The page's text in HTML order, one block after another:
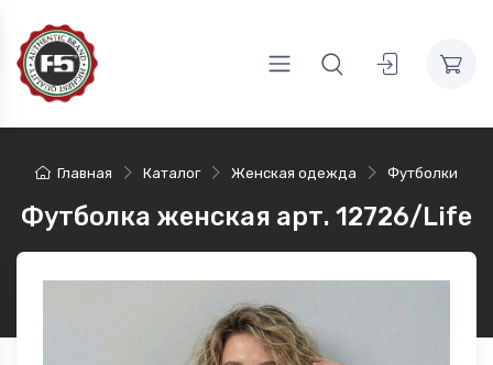
Главная Каталог Женская одежда Футболки
Футболка женская арт. 12726/Life